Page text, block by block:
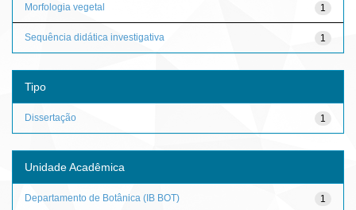
1
Morfologia vegetal
1
Sequência didática investigativa
Tipo
1
Dissertação
Unidade Acadêmica
1
Departamento de Botânica (IB BOT)